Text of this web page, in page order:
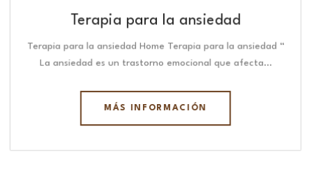
Terapia para la ansiedad
Terapia para la ansiedad Home Terapia para la ansiedad “
La ansiedad es un trastorno emocional que afecta…
MÁS INFORMACIÓN